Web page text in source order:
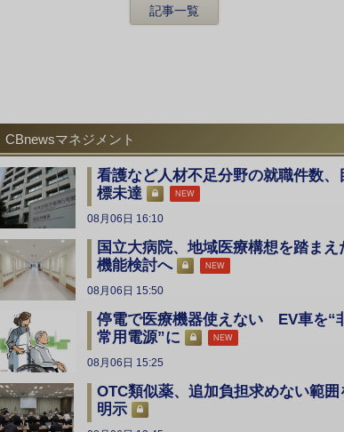
記事一覧
CBnewsマネジメント
看護など人材不足分野の就職件数、
標未達
NEW
08月06日 16:10
国立大病院、地域医療構想を踏まえ
機能検討へ
NEW
08月06日 15:50
停電で医療機器使えない EV車を“
常用電源”に
NEW
08月06日 15:25
OTC類似薬、追加負担求めない範囲
明示